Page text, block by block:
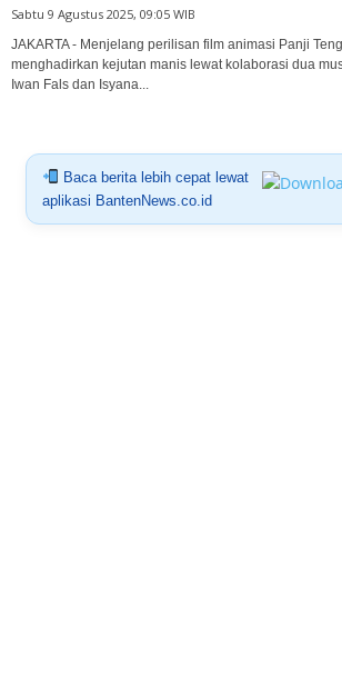
Sabtu 9 Agustus 2025, 09:05 WIB
JAKARTA - Menjelang perilisan film animasi Panji
menghadirkan kejutan manis lewat kolaborasi dua
Iwan Fals dan Isyana...
Baca berita lebih cepat lewat
aplikasi BantenNews.co.id